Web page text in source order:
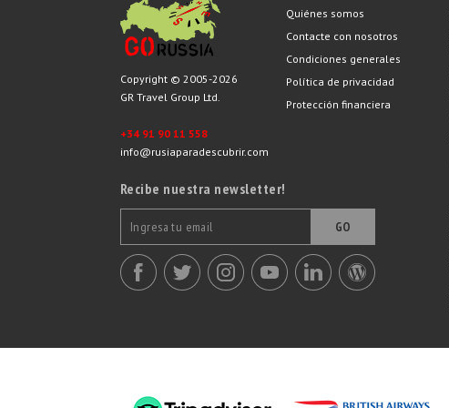
Copyright © 2005-2026
GR Travel Group Ltd.
+34 91 90 11 558
info@rusiaparadescubrir.com
Recibe nuestra newsletter!
GO
Quiénes somos
Contacte con nosotros
Condiciones generales
Política de privacidad
Protección financiera